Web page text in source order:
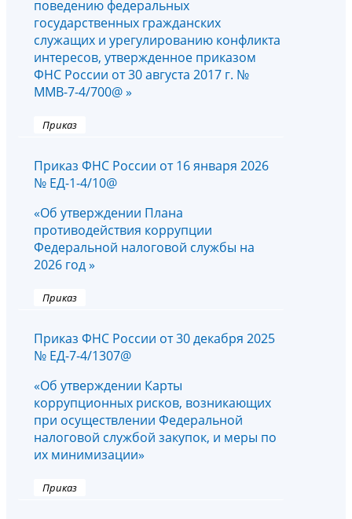
поведению федеральных
государственных гражданских
служащих и урегулированию конфликта
интересов, утвержденное приказом
ФНС России от 30 августа 2017 г. №
ММВ-7-4/700@ »
Приказ
Приказ ФНС России от 16 января 2026
№ ЕД-1-4/10@
«Об утверждении Плана
противодействия коррупции
Федеральной налоговой службы на
2026 год »
Приказ
Приказ ФНС России от 30 декабря 2025
№ ЕД-7-4/1307@
«Об утверждении Карты
коррупционных рисков, возникающих
при осуществлении Федеральной
налоговой службой закупок, и меры по
их минимизации»
Приказ